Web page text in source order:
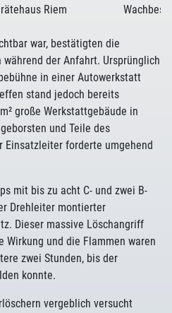
Riem
war, bestätigten die
der Anfahrt. Ursprünglich
in einer Autowerkstatt
stand jedoch bereits
große Werkstattgebäude in
und Teile des
Einsatzleiter forderte umgehend
mit bis zu acht C- und zwei B-
Drehleiter montierter
Dieser massive Löschangriff
Wirkung und die Flammen waren
zwei Stunden, bis der
konnte.
vergeblich versucht